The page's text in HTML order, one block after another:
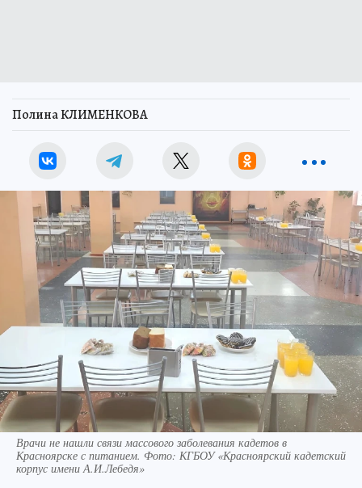
Полина КЛИМЕНКОВА
Врачи не нашли связи массового заболевания кадетов в
Красноярске с питанием. Фото: КГБОУ «Красноярский кадетский
корпус имени А.И.Лебедя»